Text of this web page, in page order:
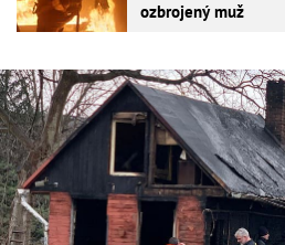
ozbrojený muž